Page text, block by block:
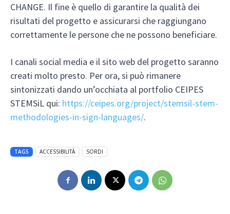
CHANGE. Il fine è quello di garantire la qualità dei
risultati del progetto e assicurarsi che raggiungano
correttamente le persone che ne possono beneficiare.
I canali social media e il sito web del progetto saranno
creati molto presto. Per ora, si può rimanere
sintonizzati dando un’occhiata al portfolio CEIPES
STEMSiL qui: https://ceipes.org/project/stemsil-stem-
methodologies-in-sign-languages/.
TAGS ACCESSIBILITÀ SORDI